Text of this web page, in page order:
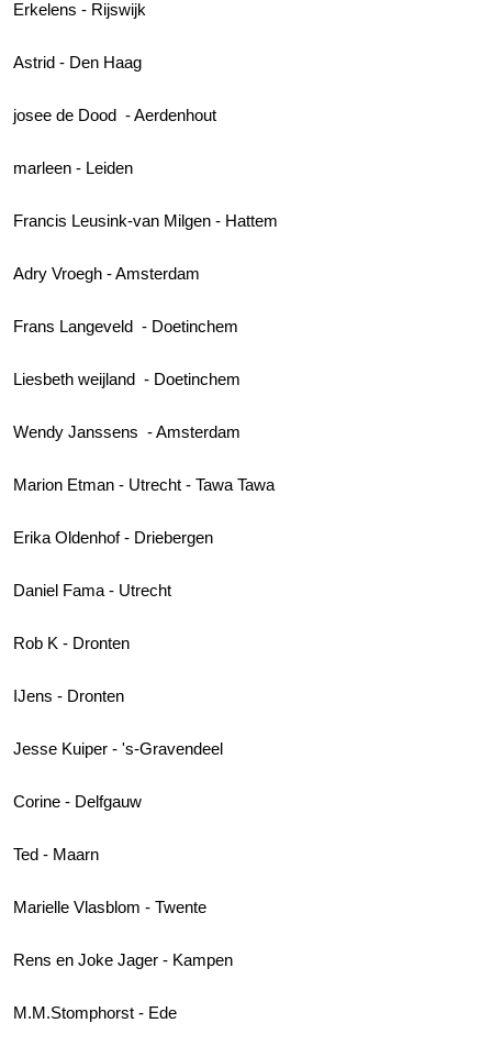
Erkelens - Rijswijk
Astrid - Den Haag
josee de Dood - Aerdenhout
marleen - Leiden
Francis Leusink-van Milgen - Hattem
Adry Vroegh - Amsterdam
Frans Langeveld - Doetinchem
Liesbeth weijland - Doetinchem
Wendy Janssens - Amsterdam
Marion Etman - Utrecht - Tawa Tawa
Erika Oldenhof - Driebergen
Daniel Fama - Utrecht
Rob K - Dronten
IJens - Dronten
Jesse Kuiper - 's-Gravendeel
Corine - Delfgauw
Ted - Maarn
Marielle Vlasblom - Twente
Rens en Joke Jager - Kampen
M.M.Stomphorst - Ede